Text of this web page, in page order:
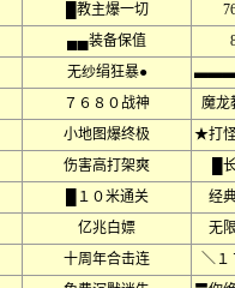
█教主爆一切
▄▄装备保值
无纱绢狂暴●
７６８０战神
魔龙
小地图爆终极
★打
伤害高打架爽
█
█１０米通关
经
亿兆白嫖
无
十周年合击连
＼１